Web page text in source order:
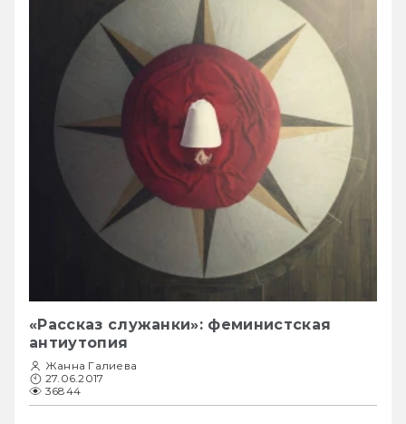
«Рассказ служанки»: феминистская
антиутопия
Жанна Галиева
27.06.2017
36844